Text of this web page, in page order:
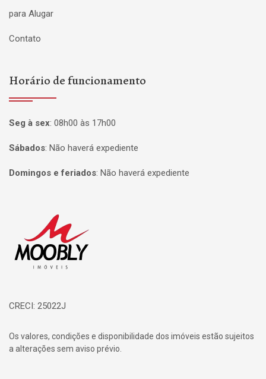
para Alugar
Contato
Horário de funcionamento
Seg à sex: 08h00 às 17h00
Sábados: Não haverá expediente
Domingos e feriados: Não haverá expediente
CRECI: 25022J
Os valores, condições e disponibilidade dos imóveis estão sujeitos
a alterações sem aviso prévio.